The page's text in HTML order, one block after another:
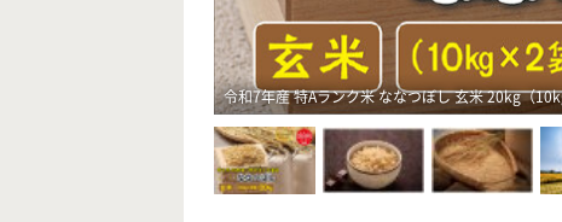
令和7年産 特Aランク米 ななつぼし 玄米 20kg（